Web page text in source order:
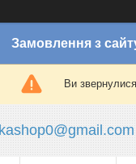
Замовлення з
Ви